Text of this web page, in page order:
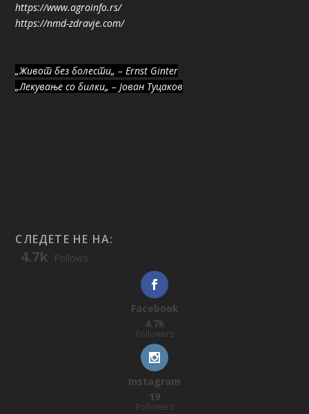
https://www.agroinfo.rs/
https://nmd-zdravje.com/
„Живот без болести„ – Ernst Ginter
„Лекување со билки„ – Јован Туцаков
СЛЕДЕТЕ НЕ НА:
4.7k Follows
Facebook
4.7k
Followers
Instagram
19
Followers